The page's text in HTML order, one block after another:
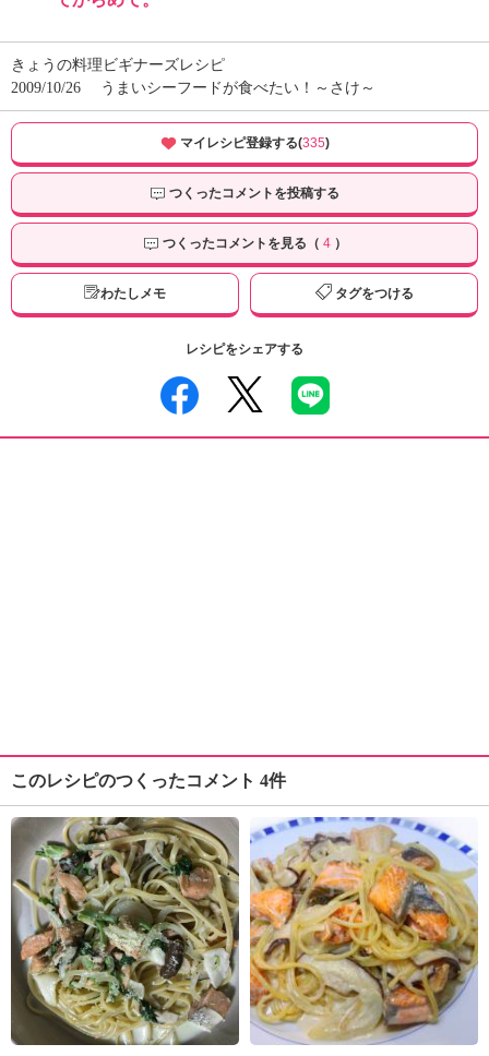
きょうの料理ビギナーズレシピ
2009/10/26
うまいシーフードが食べたい！～さけ～
マイレシピ登録する(335)
つくったコメントを投稿する
つくったコメントを見る（ 4）
わたしメモ タグをつける
レシピをシェアする
このレシピのつくったコメント 4件